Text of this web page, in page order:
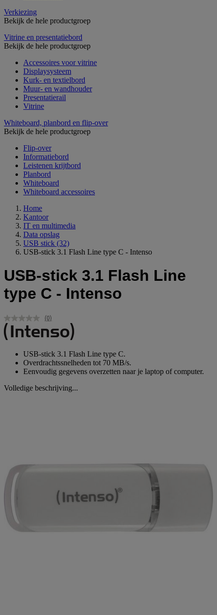
Verkiezing
Bekijk de hele productgroep
Vitrine en presentatiebord
Bekijk de hele productgroep
Accessoires voor vitrine
Displaysysteem
Kurk- en textielbord
Muur- en wandhouder
Presentatierail
Vitrine
Whiteboard, planbord en flip-over
Bekijk de hele productgroep
Flip-over
Informatiebord
Leistenen krijtbord
Planbord
Whiteboard
Whiteboard accessoires
Home
Kantoor
IT en multimedia
Data opslag
USB stick (32)
USB-stick 3.1 Flash Line type C - Intenso
USB-stick 3.1 Flash Line
type C - Intenso
Geen
scorewaarde.
Dezelfde
(0)
USB-stick 3.1 Flash Line type C.
Overdrachtssnelheden tot 70 MB/s.
Eenvoudig gegevens overzetten naar je laptop of computer.
Volledige beschrijving...